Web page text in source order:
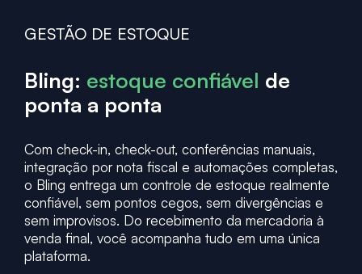
GESTÃO DE ESTOQUE
Bling: estoque confiável de
ponta a ponta
Com check-in, check-out, conferências manuais,
integração por nota fiscal e automações completas,
o Bling entrega um controle de estoque realmente
confiável, sem pontos cegos, sem divergências e
sem improvisos. Do recebimento da mercadoria à
venda final, você acompanha tudo em uma única
plataforma.